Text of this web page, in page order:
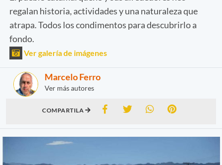
regalan historia, actividades y una naturaleza que
atrapa. Todos los condimentos para descubrirlo a
fondo.
Ver galería de imágenes
Marcelo Ferro
Ver más autores
COMPARTILA